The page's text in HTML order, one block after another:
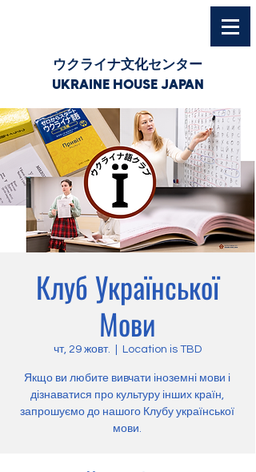
ウクライナ文化センター
UKRAINE HOUSE JAPAN
Клуб Української
Мови
чт, 29 жовт. Location is TBD
Якщо ви любите вивчати іноземні мови і
дізнаватися про культуру інших країн,
запрошуємо до нашого Клубу української
мови.